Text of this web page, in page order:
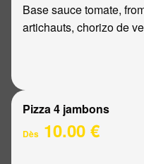
Base sauce tomate,
artichauts, chorizo de
Pizza 4 jambons
Dès 10.00 €